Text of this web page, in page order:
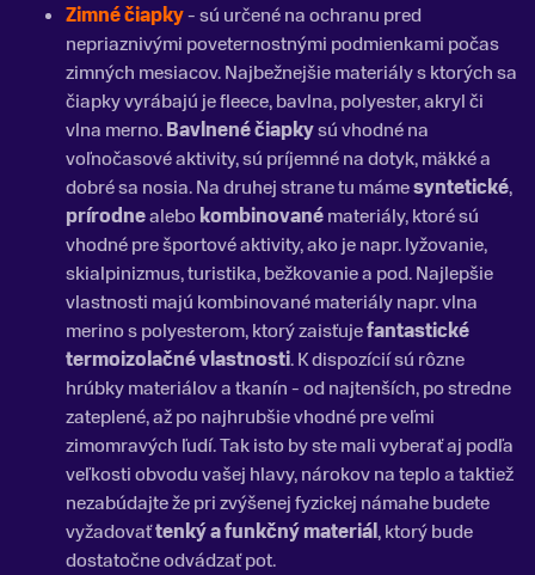
Zimné čiapky- sú určené na ochranu pred
nepriaznivými poveternostnými podmienkami počas
zimných mesiacov. Najbežnejšie materiály s ktorých sa
čiapky vyrábajú je fleece, bavlna, polyester, akryl či
vlna merno.Bavlnené čiapkysú vhodné na
voľnočasové aktivity, sú príjemné na dotyk, mäkké a
dobré sa nosia. Na druhej strane tu mámesyntetické,
prírodnealebo kombinovanémateriály, ktoré sú
vhodné pre športové aktivity, ako je napr. lyžovanie,
skialpinizmus, turistika, bežkovanie a pod. Najlepšie
vlastnosti majú kombinované materiály napr. vlna
merino s polyesterom, ktorý zaisťujefantastické
termoizolačné vlastnosti. K dispozícií sú rôzne
hrúbky materiálov a tkanín - od najtenších, po stredne
zateplené, až po najhrubšie vhodné pre veľmi
zimomravých ľudí. Tak isto by ste mali vyberať aj podľa
veľkosti obvodu vašej hlavy, nárokov na teplo a taktiež
nezabúdajte že pri zvýšenej fyzickej námahe budete
vyžadovaťtenký a funkčný materiál, ktorý bude
dostatočne odvádzať pot.